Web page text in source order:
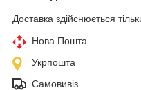
Доставка здійснюється
Нова Пошта
Укрпошта
Самовивіз